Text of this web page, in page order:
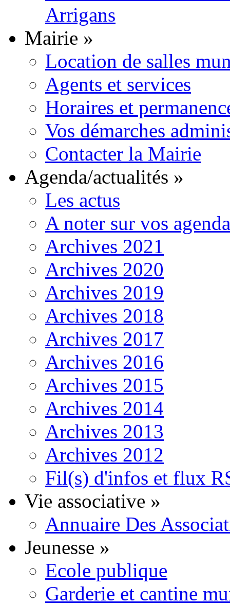
Arrigans
Mairie »
Location de salles
Agents et services
Horaires et
Vos démarches
Contacter la Mairie
Agenda/actualités »
Les actus
A noter sur vos
Archives 2021
Archives 2020
Archives 2019
Archives 2018
Archives 2017
Archives 2016
Archives 2015
Archives 2014
Archives 2013
Archives 2012
Fil(s) d'infos et flux
Vie associative »
Annuaire Des
Jeunesse »
Ecole publique
Garderie et cantine